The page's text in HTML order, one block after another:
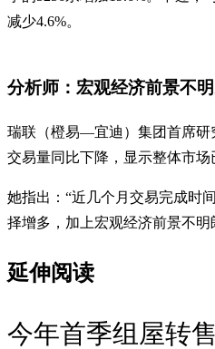
减少4.6%。
分析师：宏观经济前景不
瑞联（橙易—宜迪）集团首席研
交易量同比下降，显示整体市场
她指出：“近几个月交易完成时
择增多，加上宏观经济前景不
延伸阅读
今年首季组屋转